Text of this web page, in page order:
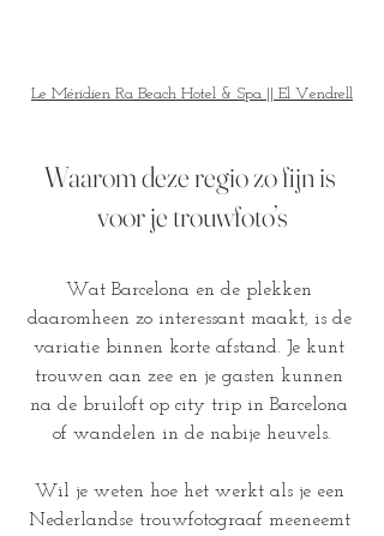
Le Méridien Ra Beach Hotel & Spa || El Vendrell
Waarom deze regio zo fijn is
voor je trouwfoto’s
Wat Barcelona en de plekken
daaromheen zo interessant maakt, is de
variatie binnen korte afstand. Je kunt
trouwen aan zee en je gasten kunnen
na de bruiloft op city trip in Barcelona
of wandelen in de nabije heuvels.
Wil je weten hoe het werkt als je een
Nederlandse trouwfotograaf meeneemt